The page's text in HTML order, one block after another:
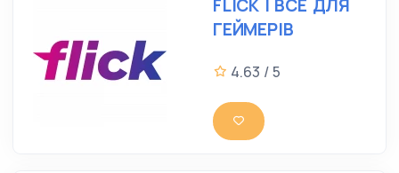
FLICK І ВСЕ ДЛЯ
ГЕЙМЕРІВ
4.63 / 5